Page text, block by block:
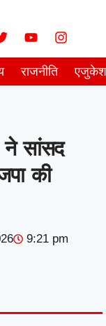
राजनीति
ने सांसद
की
9:21 pm